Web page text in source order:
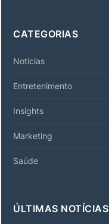
CATEGORIAS
Notícias
Entretenimento
Insights
Marketing
Saúde
ÚLTIMAS NOTÍCIAS